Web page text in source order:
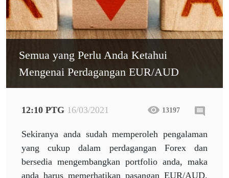
Semua yang Perlu Anda Ketahui
Mengenai Perdagangan EUR/AUD
12:10 PTG 16/03/2021 13197
Sekiranya anda sudah memperoleh pengalaman
yang cukup dalam perdagangan Forex dan
bersedia mengembangkan portfolio anda, maka
anda harus memerhatikan pasangan EUR/AUD.